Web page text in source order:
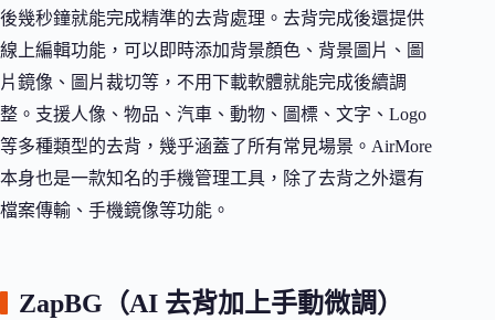
後幾秒鐘就能完成精準的去背處理。去背完成後還提供
線上編輯功能，可以即時添加背景顏色、背景圖片、圖
片鏡像、圖片裁切等，不用下載軟體就能完成後續調
整。支援人像、物品、汽車、動物、圖標、文字、Logo
等多種類型的去背，幾乎涵蓋了所有常見場景。AirMore
本身也是一款知名的手機管理工具，除了去背之外還有
檔案傳輸、手機鏡像等功能。
ZapBG（AI 去背加上手動微調）